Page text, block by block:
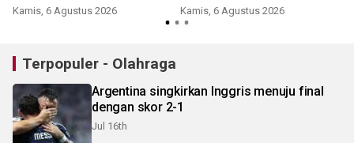
Kamis, 6 Agustus 2026 Kamis, 6 Agustus 2026
Terpopuler - Olahraga
Argentina singkirkan Inggris menuju final
dengan skor 2-1
Jul 16th